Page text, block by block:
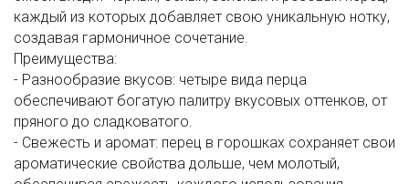
каждый из которых добавляет свою уникальную нотку,
создавая гармоничное сочетание.
Преимущества:
- Разнообразие вкусов: четыре вида перца
обеспечивают богатую палитру вкусовых оттенков, от
пряного до сладковатого.
- Свежесть и аромат: перец в горошках сохраняет свои
ароматические свойства дольше, чем молотый,